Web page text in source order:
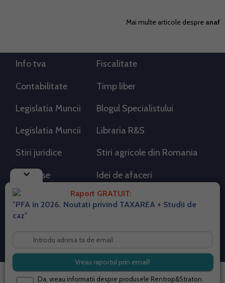
Mai multe articole despre anaf
keyboard_arrow_down
Raport GRATUIT:
"PFA in 2026. Noutati privind TAXAREA + Studii de
caz"
Da, vreau informatii despre produsele Rentrop&Straton.
Info tva Fiscalitate
Contabilitate Timp liber
Legislatia Muncii Blogul Specialistului
Legislatia Muncii Libraria R&S
Stiri juridice Stiri agricole din Romania
AdSense Idei de afaceri
RSS Flux RSS 2.0
Despre cookies
Termeni si conditii
Contact
© 2026 portalpfa.ro. Toate drepturile rezervate.